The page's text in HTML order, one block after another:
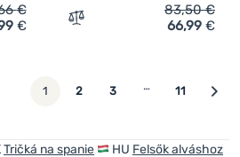
Funktionsshirt Icebreaker M
€
€ Zum Vergleich 'Damen-T-
83,50€
66,99 €
1 2 3 … 11 weiter
Tričká na spanie HU Felsők alváshoz